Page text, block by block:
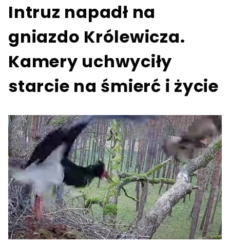
Intruz napadł na
gniazdo Królewicza.
Kamery uchwyciły
starcie na śmierć i życie